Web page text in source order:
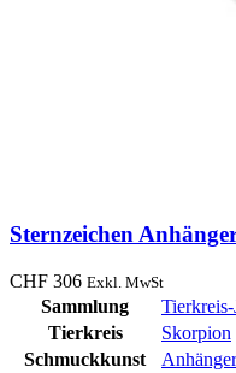
Sternzeichen
CHF 306 Exkl. MwSt
Sammlung
Tierkreis
Skorpion
Schmuckkunst
Anhänger